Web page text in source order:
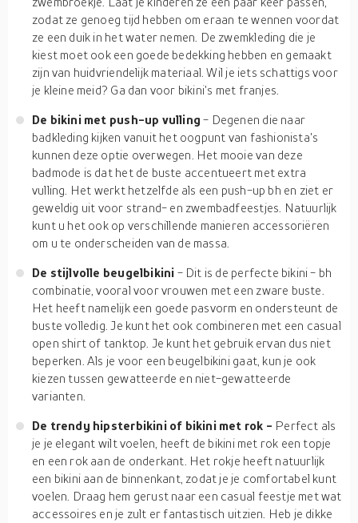
zodat ze genoeg tijd hebben om eraan te wennen voordat
ze een duik in het water nemen. De zwemkleding die je
kiest moet ook een goede bedekking hebben en gemaakt
zijn van huidvriendelijk materiaal. Wil je iets schattigs voor
je kleine meid? Ga dan voor bikini's met franjes.
De bikini met push-up vulling- Degenen die naar
badkleding kijken vanuit het oogpunt van fashionista's
kunnen deze optie overwegen. Het mooie van deze
badmode is dat het de buste accentueert met extra
vulling. Het werkt hetzelfde als een push-up bh en ziet er
geweldig uit voor strand- en zwembadfeestjes. Natuurlijk
kunt u het ook op verschillende manieren accessoriëren
om u te onderscheiden van de massa.
De stijlvolle beugelbikini - Dit is de perfecte bikini - bh
combinatie, vooral voor vrouwen met een zware buste.
Het heeft namelijk een goede pasvorm en ondersteunt de
buste volledig. Je kunt het ook combineren met een casual
open shirt of tanktop. Je kunt het gebruik ervan dus niet
beperken. Als je voor een beugelbikini gaat, kun je ook
kiezen tussen gewatteerde en niet-gewatteerde
varianten.
De trendy hipsterbikini of bikini met rok - Perfect als
je je elegant wilt voelen, heeft de bikini met rok een topje
en een rok aan de onderkant. Het rokje heeft natuurlijk
een bikini aan de binnenkant, zodat je je comfortabel kunt
voelen. Draag hem gerust naar een casual feestje met wat
accessoires en je zult er fantastisch uitzien. Heb je dikke